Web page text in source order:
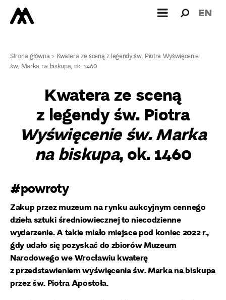
dla: EN
Strona główna> Kwatera ze sceną z legendy św. Piotra Wyświęcenie
św. Marka na biskupa, ok. 1460
Kwatera ze sceną
z legendy św. Piotra
Wyświęcenie św. Marka
na biskupa, ok. 1460
#powroty
Zakup przez muzeum na rynku aukcyjnym cennego
dzieła sztuki średniowiecznej to niecodzienne
wydarzenie. A takie miało miejsce pod koniec 2022 r.,
gdy udało się pozyskać do zbiorów Muzeum
Narodowego we Wrocławiu kwaterę
z przedstawieniem wyświęcenia św. Marka na biskupa
przez św. Piotra Apostoła.